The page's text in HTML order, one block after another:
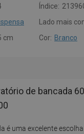
Índice:
Lado mais
cm Cor: Branco
de bancada
é uma excelente